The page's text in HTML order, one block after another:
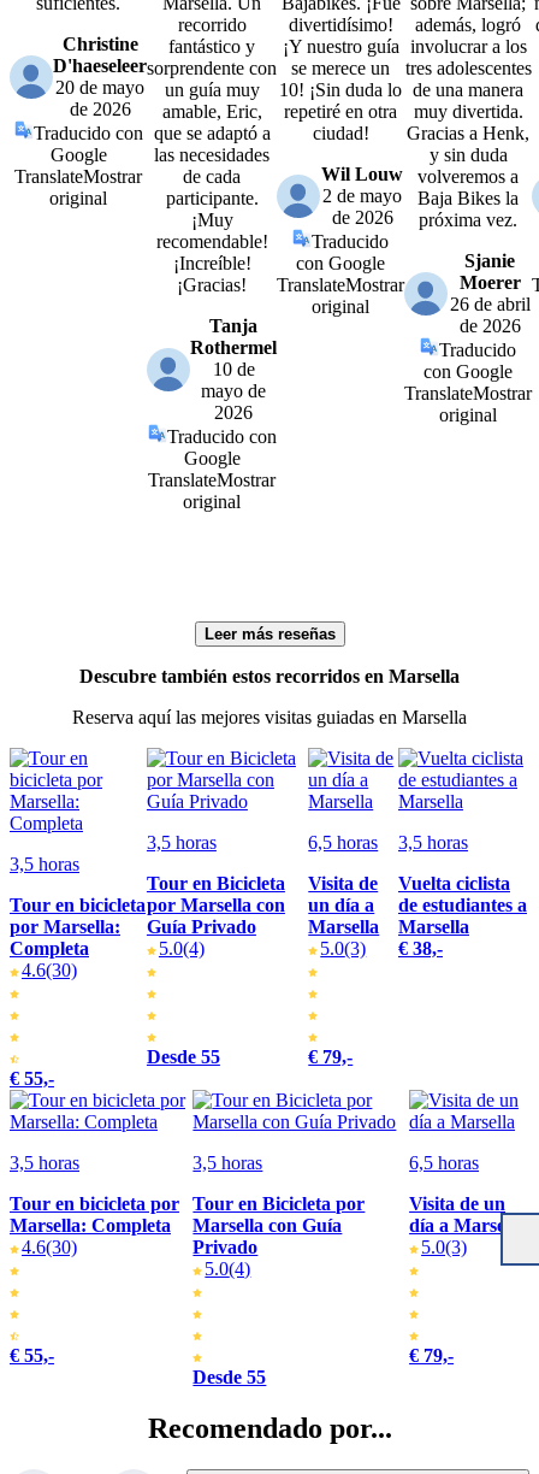
Christine
D'haeseleer
20 de mayo
de 2026
Traducido con
Google
TranslateMostrar
original
recorrido
fantástico y
sorprendente con
un guía muy
amable, Eric,
que se adaptó a
las necesidades
de cada
participante.
¡Muy
recomendable!
¡Increíble!
¡Gracias!
Tanja
Rothermel
10 de
mayo de
2026
Traducido con
Google
TranslateMostrar
original
divertidísimo!
¡Y nuestro guía
se merece un
10! ¡Sin duda lo
repetiré en otra
ciudad!
Wil Louw
2 de mayo
de 2026
Traducido
con Google
TranslateMostrar
original
además, logró
involucrar a los
tres adolescentes
de una manera
muy divertida.
Gracias a Henk,
y sin duda
volveremos a
Baja Bikes la
próxima vez.
Sjanie
Moerer
26 de abril
de 2026
Traducido
con Google
TranslateMostrar
original
Leer más reseñas
Descubre también estos recorridos en Marsella
Reserva aquí las mejores visitas guiadas en Marsella
3,5 horas
Tour en bicicleta
por Marsella:
Completa
4.6(30)
€ 55,-
3,5 horas
Tour en Bicicleta
por Marsella con
Guía Privado
5.0(4)
Desde 55
6,5 horas
Visita de
un día a
Marsella
5.0(3)
€ 79,-
3,5 horas
Vuelta ciclista
de estudiantes a
Marsella
€ 38,-
3,5 horas
Tour en bicicleta por
Marsella: Completa
4.6(30)
€ 55,-
3,5 horas
Tour en Bicicleta por
Marsella con Guía
Privado
5.0(4)
Desde 55
6,5 horas
Visita de un
día a Marsella
5.0(3)
€ 79,-
Recomendado por...